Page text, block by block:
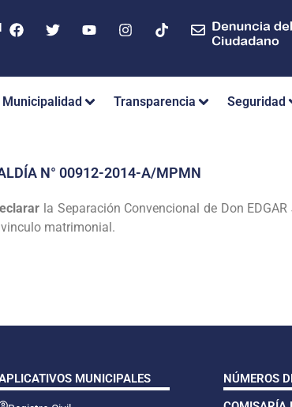
Municipalidad Transparencia Seguridad
N° 00912-2014-A/MPMN
la Separación Convencional de Don
matrimonial.
MUNICIPALES
NÚMEROS